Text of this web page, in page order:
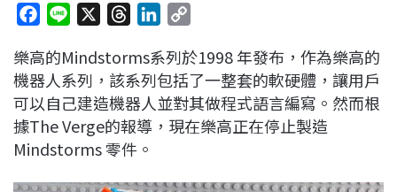
c
e
b
o
o
n
e
r
e
a
d
s
n
k
e
d
p
y
L
i
樂高的Mindstorms系列於1998 年發布，作為樂高的
機器人系列，該系列包括了一整套的軟硬體，讓用戶
可以自己建造機器人並對其做程式語言編寫。然而根
據The Verge的報導，現在樂高正在停止製造
Mindstorms 零件。